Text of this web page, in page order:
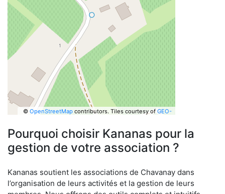
© OpenStreetMapcontributors. Tiles courtesy of GEO-
Pourquoi choisir Kananas pour la
gestion de votre association ?
Kananas soutient les associations de Chavanay dans
l’organisation de leurs activités et la gestion de leurs